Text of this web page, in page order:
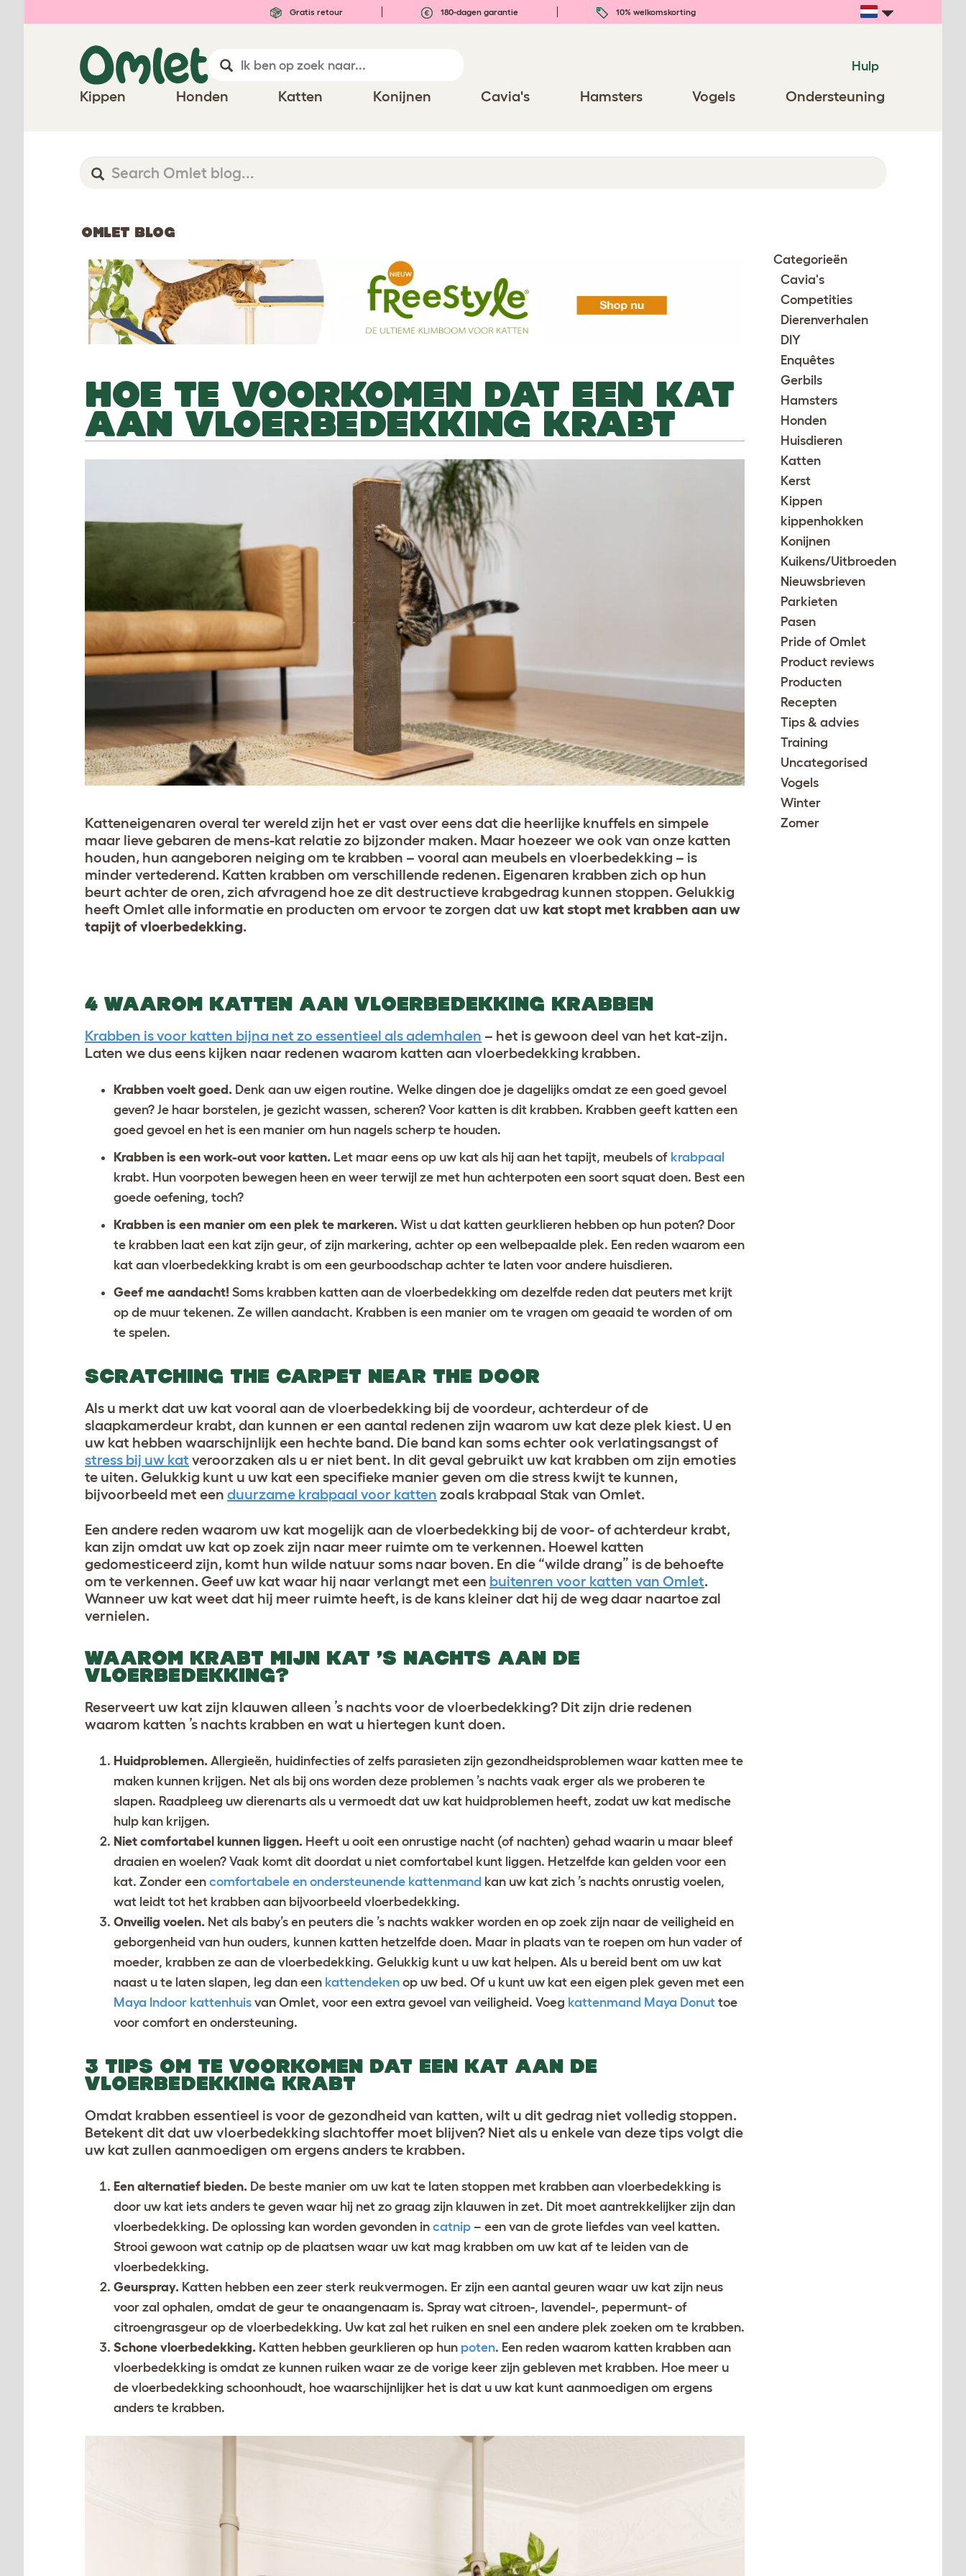
Gratis retour 180-dagen garantie 10% welkomskorting
Hulp
Kippen Honden Katten Konijnen Cavia's Hamsters Vogels Ondersteuning
OMLET BLOG
HOE TE VOORKOMEN DAT EEN KAT
AAN VLOERBEDEKKING KRABT
Katteneigenaren overal ter wereld zijn het er vast over eens dat die heerlijke knuffels en simpele
maar lieve gebaren de mens-kat relatie zo bijzonder maken. Maar hoezeer we ook van onze katten
houden, hun aangeboren neiging om te krabben – vooral aan meubels en vloerbedekking – is
minder vertederend. Katten krabben om verschillende redenen. Eigenaren krabben zich op hun
beurt achter de oren, zich afvragend hoe ze dit destructieve krabgedrag kunnen stoppen. Gelukkig
heeft Omlet alle informatie en producten om ervoor te zorgen dat uw kat stopt met krabben aan uw
tapijt of vloerbedekking.
4 WAAROM KATTEN AAN VLOERBEDEKKING KRABBEN
Krabben is voor katten bijna net zo essentieel als ademhalen – het is gewoon deel van het kat-zijn.
Laten we dus eens kijken naar redenen waarom katten aan vloerbedekking krabben.
Krabben voelt goed. Denk aan uw eigen routine. Welke dingen doe je dagelijks omdat ze een goed gevoel
geven? Je haar borstelen, je gezicht wassen, scheren? Voor katten is dit krabben. Krabben geeft katten een
goed gevoel en het is een manier om hun nagels scherp te houden.
Krabben is een work-out voor katten. Let maar eens op uw kat als hij aan het tapijt, meubels of krabpaal
krabt. Hun voorpoten bewegen heen en weer terwijl ze met hun achterpoten een soort squat doen. Best een
goede oefening, toch?
Krabben is een manier om een plek te markeren. Wist u dat katten geurklieren hebben op hun poten? Door
te krabben laat een kat zijn geur, of zijn markering, achter op een welbepaalde plek. Een reden waarom een
kat aan vloerbedekking krabt is om een geurboodschap achter te laten voor andere huisdieren.
Geef me aandacht! Soms krabben katten aan de vloerbedekking om dezelfde reden dat peuters met krijt
op de muur tekenen. Ze willen aandacht. Krabben is een manier om te vragen om geaaid te worden of om
te spelen.
SCRATCHING THE CARPET NEAR THE DOOR
Als u merkt dat uw kat vooral aan de vloerbedekking bij de voordeur, achterdeur of de
slaapkamerdeur krabt, dan kunnen er een aantal redenen zijn waarom uw kat deze plek kiest. U en
uw kat hebben waarschijnlijk een hechte band. Die band kan soms echter ook verlatingsangst of
stress bij uw kat veroorzaken als u er niet bent. In dit geval gebruikt uw kat krabben om zijn emoties
te uiten. Gelukkig kunt u uw kat een specifieke manier geven om die stress kwijt te kunnen,
bijvoorbeeld met een duurzame krabpaal voor katten zoals krabpaal Stak van Omlet.
Een andere reden waarom uw kat mogelijk aan de vloerbedekking bij de voor- of achterdeur krabt,
kan zijn omdat uw kat op zoek zijn naar meer ruimte om te verkennen. Hoewel katten
gedomesticeerd zijn, komt hun wilde natuur soms naar boven. En die “wilde drang” is de behoefte
om te verkennen. Geef uw kat waar hij naar verlangt met een buitenren voor katten van Omlet.
Wanneer uw kat weet dat hij meer ruimte heeft, is de kans kleiner dat hij de weg daar naartoe zal
vernielen.
WAAROM KRABT MIJN KAT ’S NACHTS AAN DE
VLOERBEDEKKING?
Reserveert uw kat zijn klauwen alleen ’s nachts voor de vloerbedekking? Dit zijn drie redenen
waarom katten ’s nachts krabben en wat u hiertegen kunt doen.
Huidproblemen. Allergieën, huidinfecties of zelfs parasieten zijn gezondheidsproblemen waar katten mee te
maken kunnen krijgen. Net als bij ons worden deze problemen ’s nachts vaak erger als we proberen te
slapen. Raadpleeg uw dierenarts als u vermoedt dat uw kat huidproblemen heeft, zodat uw kat medische
hulp kan krijgen.
Niet comfortabel kunnen liggen. Heeft u ooit een onrustige nacht (of nachten) gehad waarin u maar bleef
draaien en woelen? Vaak komt dit doordat u niet comfortabel kunt liggen. Hetzelfde kan gelden voor een
kat. Zonder een comfortabele en ondersteunende kattenmand kan uw kat zich ’s nachts onrustig voelen,
wat leidt tot het krabben aan bijvoorbeeld vloerbedekking.
Onveilig voelen. Net als baby’s en peuters die ’s nachts wakker worden en op zoek zijn naar de veiligheid en
geborgenheid van hun ouders, kunnen katten hetzelfde doen. Maar in plaats van te roepen om hun vader of
moeder, krabben ze aan de vloerbedekking. Gelukkig kunt u uw kat helpen. Als u bereid bent om uw kat
naast u te laten slapen, leg dan een kattendeken op uw bed. Of u kunt uw kat een eigen plek geven met een
Maya Indoor kattenhuis van Omlet, voor een extra gevoel van veiligheid. Voeg kattenmand Maya Donut toe
voor comfort en ondersteuning.
3 TIPS OM TE VOORKOMEN DAT EEN KAT AAN DE
VLOERBEDEKKING KRABT
Omdat krabben essentieel is voor de gezondheid van katten, wilt u dit gedrag niet volledig stoppen.
Betekent dit dat uw vloerbedekking slachtoffer moet blijven? Niet als u enkele van deze tips volgt die
uw kat zullen aanmoedigen om ergens anders te krabben.
Een alternatief bieden. De beste manier om uw kat te laten stoppen met krabben aan vloerbedekking is
door uw kat iets anders te geven waar hij net zo graag zijn klauwen in zet. Dit moet aantrekkelijker zijn dan
vloerbedekking. De oplossing kan worden gevonden in catnip – een van de grote liefdes van veel katten.
Strooi gewoon wat catnip op de plaatsen waar uw kat mag krabben om uw kat af te leiden van de
vloerbedekking.
Geurspray. Katten hebben een zeer sterk reukvermogen. Er zijn een aantal geuren waar uw kat zijn neus
voor zal ophalen, omdat de geur te onaangenaam is. Spray wat citroen-, lavendel-, pepermunt- of
citroengrasgeur op de vloerbedekking. Uw kat zal het ruiken en snel een andere plek zoeken om te krabben.
Schone vloerbedekking. Katten hebben geurklieren op hun poten. Een reden waarom katten krabben aan
vloerbedekking is omdat ze kunnen ruiken waar ze de vorige keer zijn gebleven met krabben. Hoe meer u
de vloerbedekking schoonhoudt, hoe waarschijnlijker het is dat u uw kat kunt aanmoedigen om ergens
anders te krabben.
Categorieën
Cavia's
Competities
Dierenverhalen
DIY
Enquêtes
Gerbils
Hamsters
Honden
Huisdieren
Katten
Kerst
Kippen
kippenhokken
Konijnen
Kuikens/Uitbroeden
Nieuwsbrieven
Parkieten
Pasen
Pride of Omlet
Product reviews
Producten
Recepten
Tips & advies
Training
Uncategorised
Vogels
Winter
Zomer